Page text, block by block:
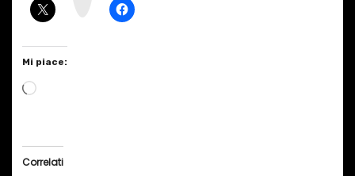
Mi piace:
C
Correlati